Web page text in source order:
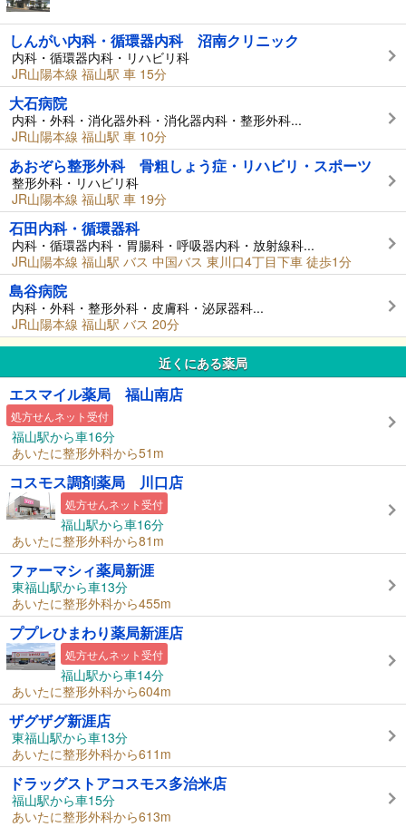
しんがい内科・循環器内科 沼南クリニック
内科・循環器内科・リハビリ科
JR山陽本線 福山駅 車 15分
大石病院
内科・外科・消化器外科・消化器内科・整形外科...
JR山陽本線 福山駅 車 10分
あおぞら整形外科 骨粗しょう症・リハビリ・スポーツ
整形外科・リハビリ科
JR山陽本線 福山駅 車 19分
石田内科・循環器科
内科・循環器内科・胃腸科・呼吸器内科・放射線科...
JR山陽本線 福山駅 バス 中国バス 東川口4丁目下車 徒歩1分
島谷病院
内科・外科・整形外科・皮膚科・泌尿器科...
JR山陽本線 福山駅 バス 20分
近くにある薬局
エスマイル薬局 福山南店
処方せんネット受付
福山駅から車16分
あいたに整形外科から51m
コスモス調剤薬局 川口店
処方せんネット受付
福山駅から車16分
あいたに整形外科から81m
ファーマシィ薬局新涯
東福山駅から車13分
あいたに整形外科から455m
ププレひまわり薬局新涯店
処方せんネット受付
福山駅から車14分
あいたに整形外科から604m
ザグザグ新涯店
東福山駅から車13分
あいたに整形外科から611m
ドラッグストアコスモス多治米店
福山駅から車15分
あいたに整形外科から613m